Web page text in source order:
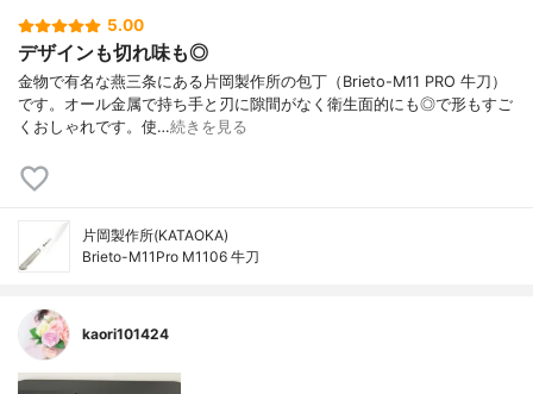
5.00
デザインも切れ味も◎
金物で有名な燕三条にある片岡製作所の包丁（Brieto-M11 PRO 牛刀）
です。オール金属で持ち手と刃に隙間がなく衛生面的にも◎で形もすご
くおしゃれです。使…続きを見る
片岡製作所(KATAOKA)
Brieto-M11Pro M1106 牛刀
kaori101424